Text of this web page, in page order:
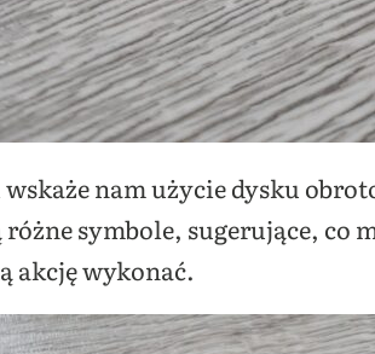
nam użycie dysku
symbole, sugerujące, co
akcję wykonać.